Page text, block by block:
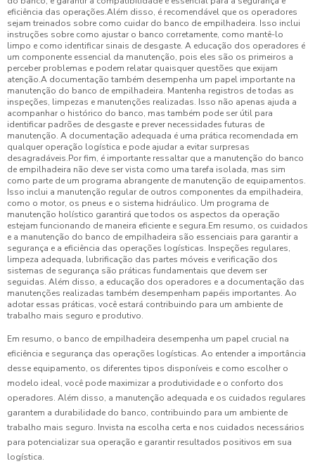
eficiência das operações.Além disso, é recomendável que os operadores
sejam treinados sobre como cuidar do banco de empilhadeira. Isso inclui
instruções sobre como ajustar o banco corretamente, como mantê-lo
limpo e como identificar sinais de desgaste. A educação dos operadores é
um componente essencial da manutenção, pois eles são os primeiros a
perceber problemas e podem relatar quaisquer questões que exijam
atenção.A documentação também desempenha um papel importante na
manutenção do banco de empilhadeira. Mantenha registros de todas as
inspeções, limpezas e manutenções realizadas. Isso não apenas ajuda a
acompanhar o histórico do banco, mas também pode ser útil para
identificar padrões de desgaste e prever necessidades futuras de
manutenção. A documentação adequada é uma prática recomendada em
qualquer operação logística e pode ajudar a evitar surpresas
desagradáveis.Por fim, é importante ressaltar que a manutenção do banco
de empilhadeira não deve ser vista como uma tarefa isolada, mas sim
como parte de um programa abrangente de manutenção de equipamentos.
Isso inclui a manutenção regular de outros componentes da empilhadeira,
como o motor, os pneus e o sistema hidráulico. Um programa de
manutenção holístico garantirá que todos os aspectos da operação
estejam funcionando de maneira eficiente e segura.Em resumo, os cuidados
e a manutenção do banco de empilhadeira são essenciais para garantir a
segurança e a eficiência das operações logísticas. Inspeções regulares,
limpeza adequada, lubrificação das partes móveis e verificação dos
sistemas de segurança são práticas fundamentais que devem ser
seguidas. Além disso, a educação dos operadores e a documentação das
manutenções realizadas também desempenham papéis importantes. Ao
adotar essas práticas, você estará contribuindo para um ambiente de
trabalho mais seguro e produtivo.
Em resumo, o banco de empilhadeira desempenha um papel crucial na
eficiência e segurança das operações logísticas. Ao entender a importância
desse equipamento, os diferentes tipos disponíveis e como escolher o
modelo ideal, você pode maximizar a produtividade e o conforto dos
operadores. Além disso, a manutenção adequada e os cuidados regulares
garantem a durabilidade do banco, contribuindo para um ambiente de
trabalho mais seguro. Invista na escolha certa e nos cuidados necessários
para potencializar sua operação e garantir resultados positivos em sua
logística.